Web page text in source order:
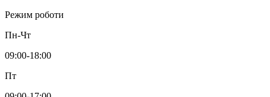
Режим роботи
Пн-Чт
09:00-18:00
Пт